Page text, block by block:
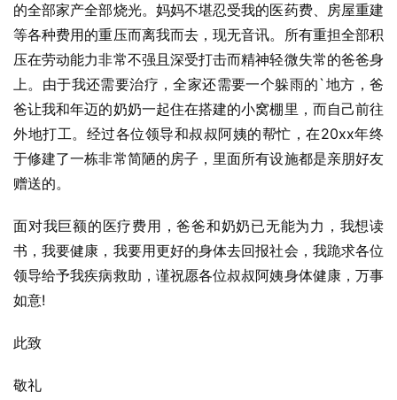
的全部家产全部烧光。妈妈不堪忍受我的医药费、房屋重建
等各种费用的重压而离我而去，现无音讯。所有重担全部积
压在劳动能力非常不强且深受打击而精神轻微失常的爸爸身
上。由于我还需要治疗，全家还需要一个躲雨的`地方，爸
爸让我和年迈的奶奶一起住在搭建的小窝棚里，而自己前往
外地打工。经过各位领导和叔叔阿姨的帮忙，在20xx年终
于修建了一栋非常简陋的房子，里面所有设施都是亲朋好友
赠送的。
面对我巨额的医疗费用，爸爸和奶奶已无能为力，我想读
书，我要健康，我要用更好的身体去回报社会，我跪求各位
领导给予我疾病救助，谨祝愿各位叔叔阿姨身体健康，万事
如意!
此致
敬礼